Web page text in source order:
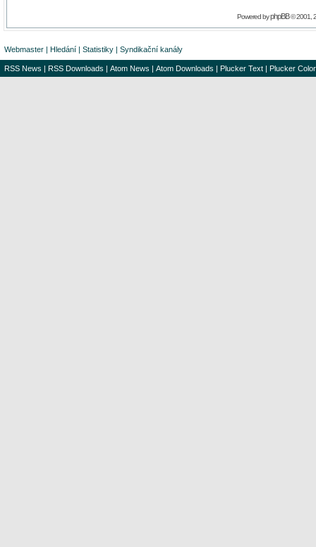
Powered byphpBB© 2001,
Webmaster | Hledání | Statistiky | Syndikační kanály
RSS News | RSS Downloads | Atom News | Atom Downloads | Plucker Text | Plucker Color